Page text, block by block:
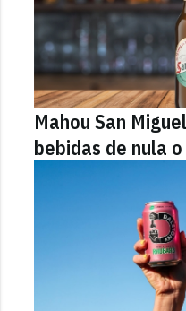
Mahou San
bebidas de nula